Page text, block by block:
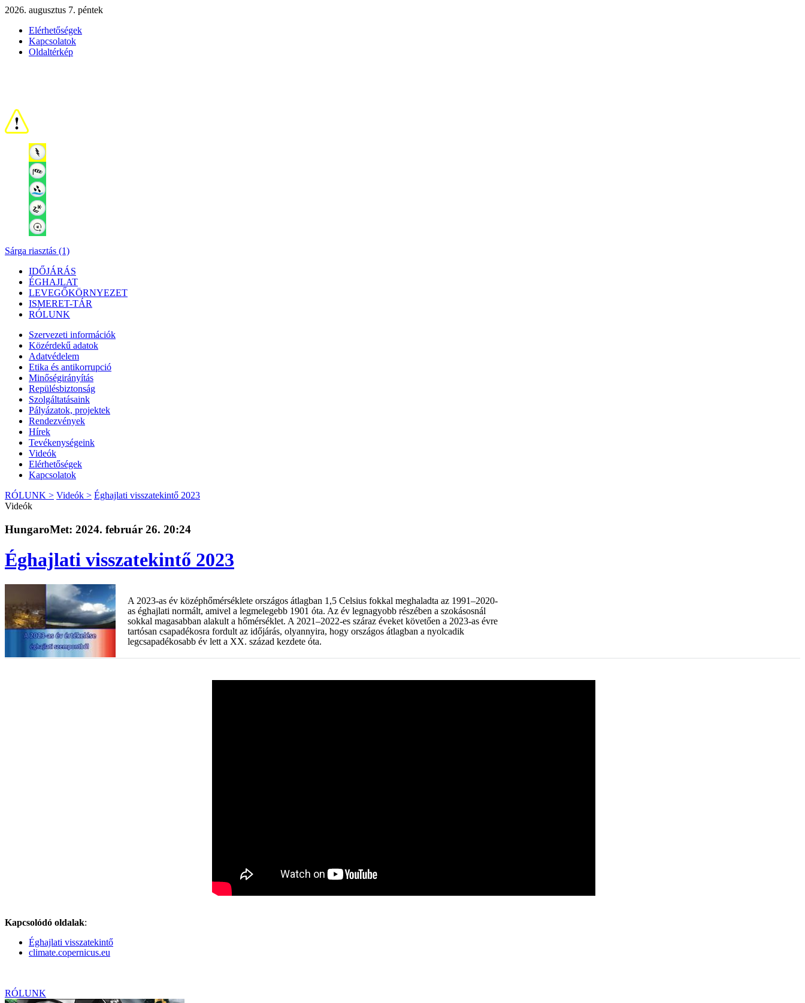
2026. augusztus 7. péntek
Elérhetőségek
Kapcsolatok
Oldaltérkép
Sárga riasztás (1)
IDŐJÁRÁS
ÉGHAJLAT
LEVEGŐKÖRNYEZET
ISMERET-TÁR
RÓLUNK
Szervezeti információk
Közérdekű adatok
Adatvédelem
Etika és antikorrupció
Minőségirányítás
Repülésbiztonság
Szolgáltatásaink
Pályázatok, projektek
Rendezvények
Hírek
Tevékenységeink
Videók
Elérhetőségek
Kapcsolatok
RÓLUNK > Videók > Éghajlati visszatekintő 2023
Videók
HungaroMet: 2024. február 26. 20:24
Éghajlati visszatekintő 2023
A 2023-as év középhőmérséklete országos átlagban 1,5 Celsius fokkal meghaladta az 1991–2020-
as éghajlati normált, amivel a legmelegebb 1901 óta. Az év legnagyobb részében a szokásosnál
sokkal magasabban alakult a hőmérséklet. A 2021–2022-es száraz éveket követően a 2023-as évre
tartósan csapadékosra fordult az időjárás, olyannyira, hogy országos átlagban a nyolcadik
legcsapadékosabb év lett a XX. század kezdete óta.
Kapcsolódó oldalak:
Éghajlati visszatekintő
climate.copernicus.eu
RÓLUNK